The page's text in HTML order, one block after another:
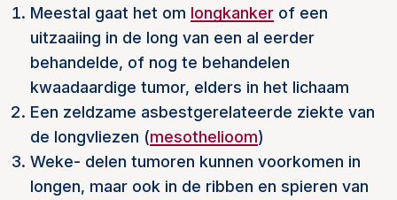
Meestal gaat het om longkanker of een
uitzaaiing in de long van een al eerder
behandelde, of nog te behandelen
kwaadaardige tumor, elders in het lichaam
Een zeldzame asbestgerelateerde ziekte van
de longvliezen (mesothelioom)
Weke- delen tumoren kunnen voorkomen in
longen, maar ook in de ribben en spieren van